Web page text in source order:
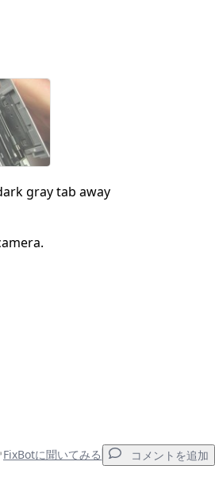
gray tab away
FixBotに聞いてみる コメントを追加